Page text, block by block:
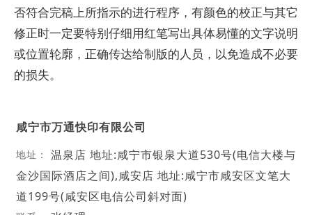
否符合完稿上所指示的进行程序，有颜色的校正与其它
修正时一定要特别仔细用红笔写出具体易懂的文字说明
或位置轮廓，正确传达给制版的人员，以免造成不必要
的损失。
咸宁市万通快印有限公司
地址：
温泉店 地址:咸宁市银泉大道530号(电信大楼与
金沙国际酒店之间),咸安店 地址:咸宁市咸安区文笔大
道199号(咸安区电信公司斜对面)